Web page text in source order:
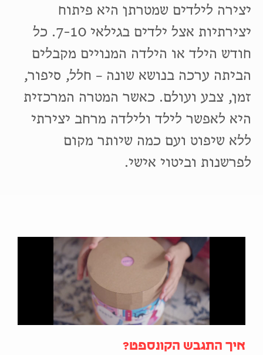
יצירה לילדים שמטרתן היא פיתוח
יצירתיות אצל ילדים בגילאי 7-10. כל
חודש הילד או הילדה המנויים מקבלים
הביתה ערכה בנושא שונה – חלל, סיפור,
זמן, צבע ועולם. כאשר המטרה המרכזית
היא לאפשר לילד ולילדה מרחב יצירתי
ללא שיפוט ועם כמה שיותר מקום
לפרשנות וביטוי אישי.
איך התגבש הקונספט?